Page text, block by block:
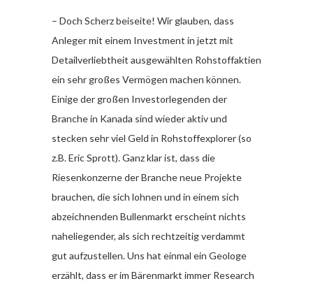
– Doch Scherz beiseite! Wir glauben, dass
Anleger mit einem Investment in jetzt mit
Detailverliebtheit ausgewählten Rohstoffaktien
ein sehr großes Vermögen machen können.
Einige der großen Investorlegenden der
Branche in Kanada sind wieder aktiv und
stecken sehr viel Geld in Rohstoffexplorer (so
z.B. Eric Sprott). Ganz klar ist, dass die
Riesenkonzerne der Branche neue Projekte
brauchen, die sich lohnen und in einem sich
abzeichnenden Bullenmarkt erscheint nichts
naheliegender, als sich rechtzeitig verdammt
gut aufzustellen. Uns hat einmal ein Geologe
erzählt, dass er im Bärenmarkt immer Research